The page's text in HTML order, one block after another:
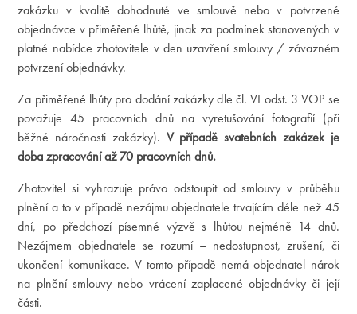
zakázku v kvalitě dohodnuté ve smlouvě nebo v potvrzené
objednávce v přiměřené lhůtě, jinak za podmínek stanovených v
platné nabídce zhotovitele v den uzavření smlouvy / závazném
potvrzení objednávky.
Za přiměřené lhůty pro dodání zakázky dle čl. VI odst. 3 VOP se
považuje 45 pracovních dnů na vyretušování fotografií (při
běžné náročnosti zakázky). V případě svatebních zakázek je
doba zpracování až 70 pracovních dnů.
Zhotovitel si vyhrazuje právo odstoupit od smlouvy v průběhu
plnění a to v případě nezájmu objednatele trvajícím déle než 45
dní, po předchozí písemné výzvě s lhůtou nejméně 14 dnů.
Nezájmem objednatele se rozumí – nedostupnost, zrušení, či
ukončení komunikace. V tomto případě nemá objednatel nárok
na plnění smlouvy nebo vrácení zaplacené objednávky či její
části.